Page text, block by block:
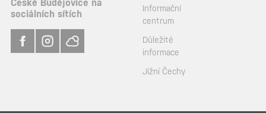
České Budějovice na
sociálních sítích
Informační
centrum
Důležité
informace
Jižní Čechy